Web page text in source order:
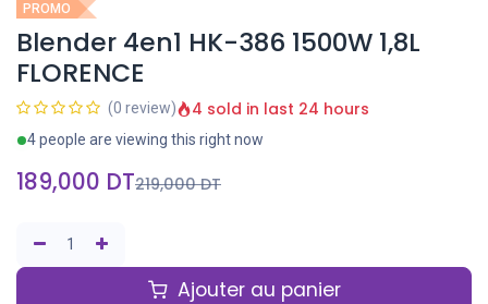
PROMO
Blender 4en1 HK-386 1500W 1,8L
FLORENCE
(0 review) 4 sold in last 24 hours
4 people are viewing this right now
189,000 DT219,000DT
Ajouter au panier